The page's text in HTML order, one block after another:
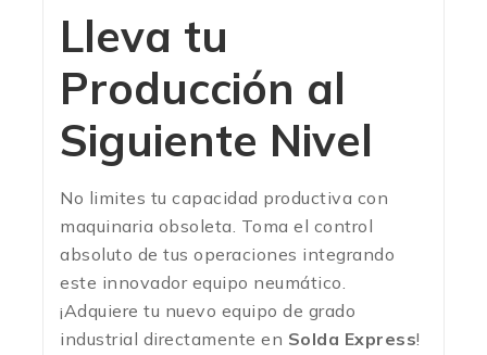
Lleva tu
Producción al
Siguiente Nivel
No limites tu capacidad productiva con
maquinaria obsoleta. Toma el control
absoluto de tus operaciones integrando
este innovador equipo neumático.
¡Adquiere tu nuevo equipo de grado
industrial directamente en Solda Express!